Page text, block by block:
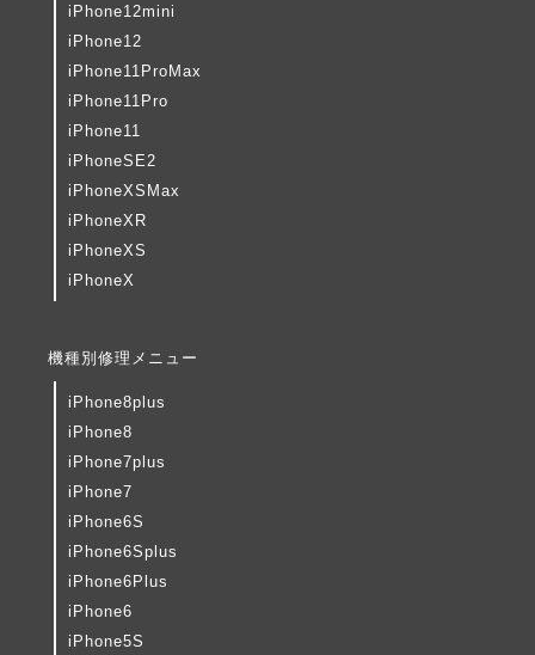
iPhone12mini
iPhone12
iPhone11ProMax
iPhone11Pro
iPhone11
iPhoneSE2
iPhoneXSMax
iPhoneXR
iPhoneXS
iPhoneX
機種別修理メニュー
iPhone8plus
iPhone8
iPhone7plus
iPhone7
iPhone6S
iPhone6Splus
iPhone6Plus
iPhone6
iPhone5S